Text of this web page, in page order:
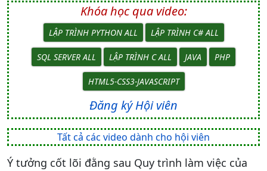
Khóa học qua video:
LẬP TRÌNH PYTHON ALL LẬP TRÌNH C# ALL
SQL SERVER ALL LẬP TRÌNH C ALL JAVA PHP
HTML5-CSS3-JAVASCRIPT
Đăng ký Hội viên
Tất cả các video dành cho hội viên
Ý tưởng cốt lõi đằng sau Quy trình làm việc của